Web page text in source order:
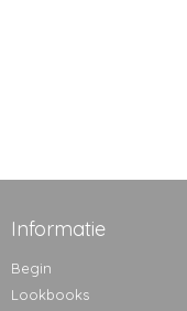
Informatie
Begin
Lookbooks